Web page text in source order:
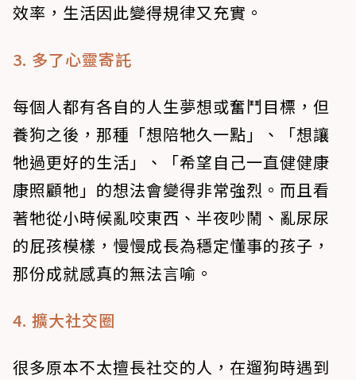
效率，生活因此變得規律又充實。
3. 多了心靈寄託
每個人都有各自的人生夢想或奮鬥目標，但
養狗之後，那種「想陪牠久一點」、「想讓
牠過更好的生活」、「希望自己一直健健康
康照顧牠」的想法會變得非常強烈。而且看
著牠從小時候亂咬東西、半夜吵鬧、亂尿尿
的屁孩模樣，慢慢成長為穩定懂事的孩子，
那份成就感真的無法言喻。
4. 擴大社交圈
很多原本不太擅長社交的人，在遛狗時遇到